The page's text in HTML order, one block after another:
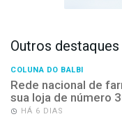
Outros destaques
COLUNA DO BALBI
Rede nacional de
sua loja de número
HÁ 6 DIAS